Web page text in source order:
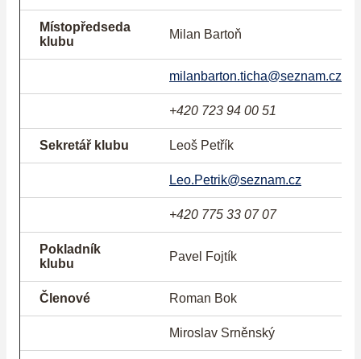
Místopředseda
klubu
Milan Bartoň
milanbarton.ticha@seznam.cz
+420 723 94 00 51
Sekretář klubu Leoš Petřík
Leo.Petrik@seznam.cz
+420 775 33 07 07
Pokladník
klubu
Pavel Fojtík
Členové Roman Bok
Miroslav Srněnský